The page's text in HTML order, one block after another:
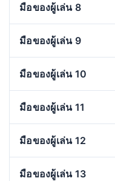
มือของผู้เล่น 8
มือของผู้เล่น 9
มือของผู้เล่น 10
มือของผู้เล่น 11
มือของผู้เล่น 12
มือของผู้เล่น 13